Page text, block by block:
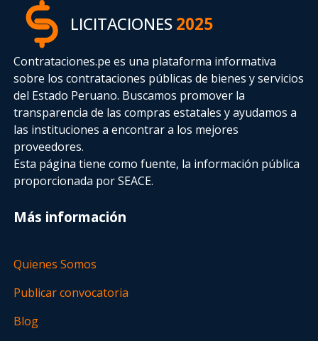
LICITACIONES2025
Contrataciones.pe es una plataforma informativa
sobre los contrataciones públicas de bienes y servicios
del Estado Peruano. Buscamos promover la
transparencia de las compras estatalesy ayudamos a
las instituciones a encontrar a los mejores
proveedores.
Esta página tiene como fuente, la información pública
proporcionada por SEACE.
Más información
Quienes Somos
Publicar convocatoria
Blog